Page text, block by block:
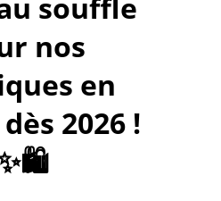
souffle
nos
en
2026 !